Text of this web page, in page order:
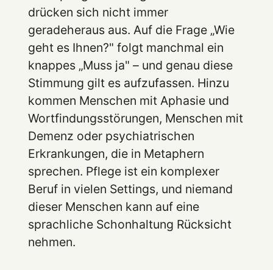
drücken sich nicht immer
geradeheraus aus. Auf die Frage „Wie
geht es Ihnen?" folgt manchmal ein
knappes „Muss ja" – und genau diese
Stimmung gilt es aufzufassen. Hinzu
kommen Menschen mit Aphasie und
Wortfindungsstörungen, Menschen mit
Demenz oder psychiatrischen
Erkrankungen, die in Metaphern
sprechen. Pflege ist ein komplexer
Beruf in vielen Settings, und niemand
dieser Menschen kann auf eine
sprachliche Schonhaltung Rücksicht
nehmen.